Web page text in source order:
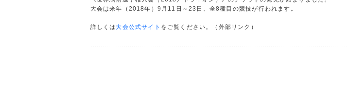
大会は来年（2018年）9月11日～23日、全8種目の競技が行われます。
詳しくは大会公式サイト をご覧ください。（外部リンク）